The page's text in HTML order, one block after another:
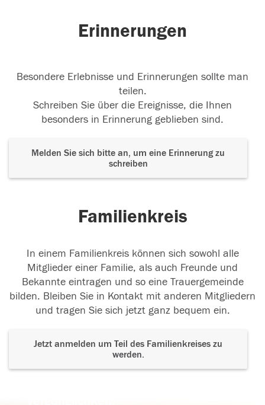
Erinnerungen
Besondere Erlebnisse und Erinnerungen sollte man
teilen.
Schreiben Sie über die Ereignisse, die Ihnen
besonders in Erinnerung geblieben sind.
Melden Sie sich bitte an, um eine Erinnerung zu
schreiben
Familienkreis
In einem Familienkreis können sich sowohl alle
Mitglieder einer Familie, als auch Freunde und
Bekannte eintragen und so eine Trauergemeinde
bilden. Bleiben Sie in Kontakt mit anderen Mitgliedern
und tragen Sie sich jetzt ganz bequem ein.
Jetzt anmelden um Teil des Familienkreises zu
werden.